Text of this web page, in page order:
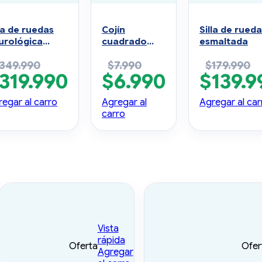
de ruedas
$319.990.
al carro
Cojín
cuadrado
PVC (Nylon)
$7.990
El
precio
original
era:
$6.990
$6.990.
Agregar al
carro
Silla de
esmaltada
$179.990
El
precio
original
$
Agregar al
Oferta
Vista
rápida
Agregar